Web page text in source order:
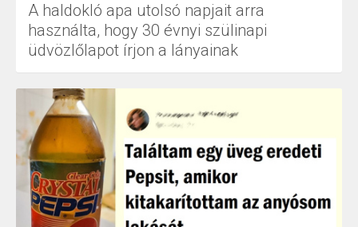
A haldokló apa utolsó napjait arra
használta, hogy 30 évnyi szülinapi
üdvözlőlapot írjon a lányainak